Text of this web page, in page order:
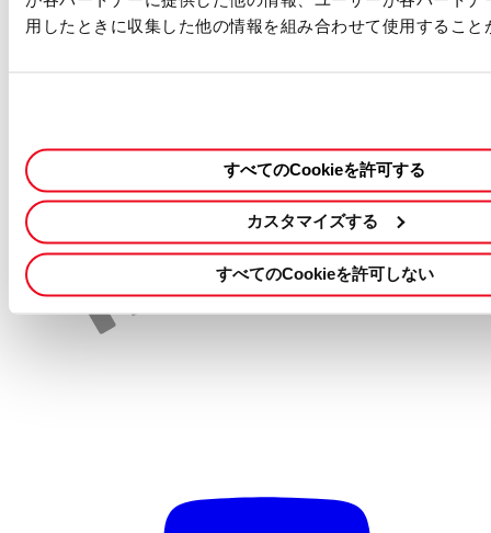
用したときに収集した他の情報を組み合わせて使用すること
すべてのCookieを許可する
カスタマイズする
すべてのCookieを許可しない
・社内研修制度（ソフトウェア学習・語学学習）
この職種に応募する
採用情報を検索する